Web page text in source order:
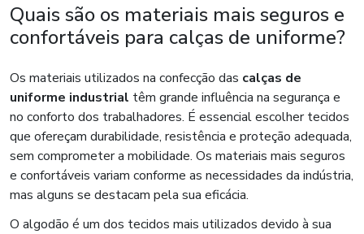
Quais são os materiais mais seguros e
confortáveis para calças de uniforme?
Os materiais utilizados na confecção das calças de
uniforme industrial têm grande influência na segurança e
no conforto dos trabalhadores. É essencial escolher tecidos
que ofereçam durabilidade, resistência e proteção adequada,
sem comprometer a mobilidade. Os materiais mais seguros
e confortáveis variam conforme as necessidades da indústria,
mas alguns se destacam pela sua eficácia.
O algodão é um dos tecidos mais utilizados devido à sua